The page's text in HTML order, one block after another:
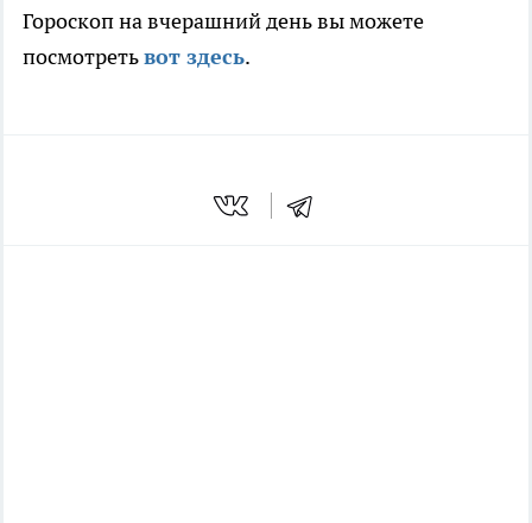
Гороскоп на вчерашний день вы можете
посмотретьвот здесь.